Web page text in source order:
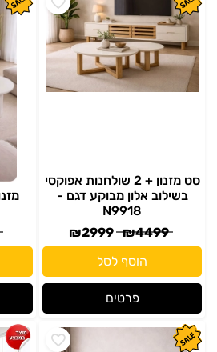
סט מזנון + 2 שולחנות אפוקסי
בשילוב אלון מבוקע דגם -
N9918
₪4499
₪2999
הוסף לסל
פרטים